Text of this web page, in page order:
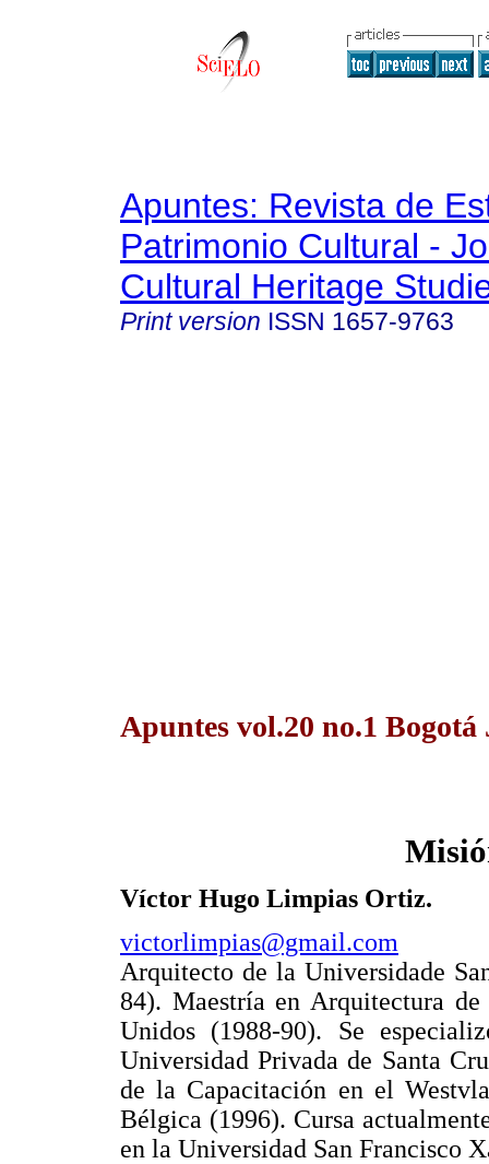
Apuntes: Revista de
Patrimonio Cultural -
Cultural Heritage
Print version ISSN 1657-9763
Apuntes vol.20 no.1 Bogotá
Víctor Hugo Limpias Ortiz.
victorlimpias@gmail.com
Arquitecto de la Universidade
84). Maestría en Arquitectura
Unidos (1988-90). Se
Universidad Privada de Santa
de la Capacitación en el
Bélgica (1996). Cursa
en la Universidad San Francisco